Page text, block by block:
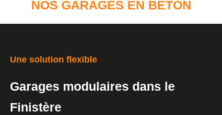
NOS GARAGES EN BÉTON
Une solution flexible
Garages modulaires dans le
Finistère